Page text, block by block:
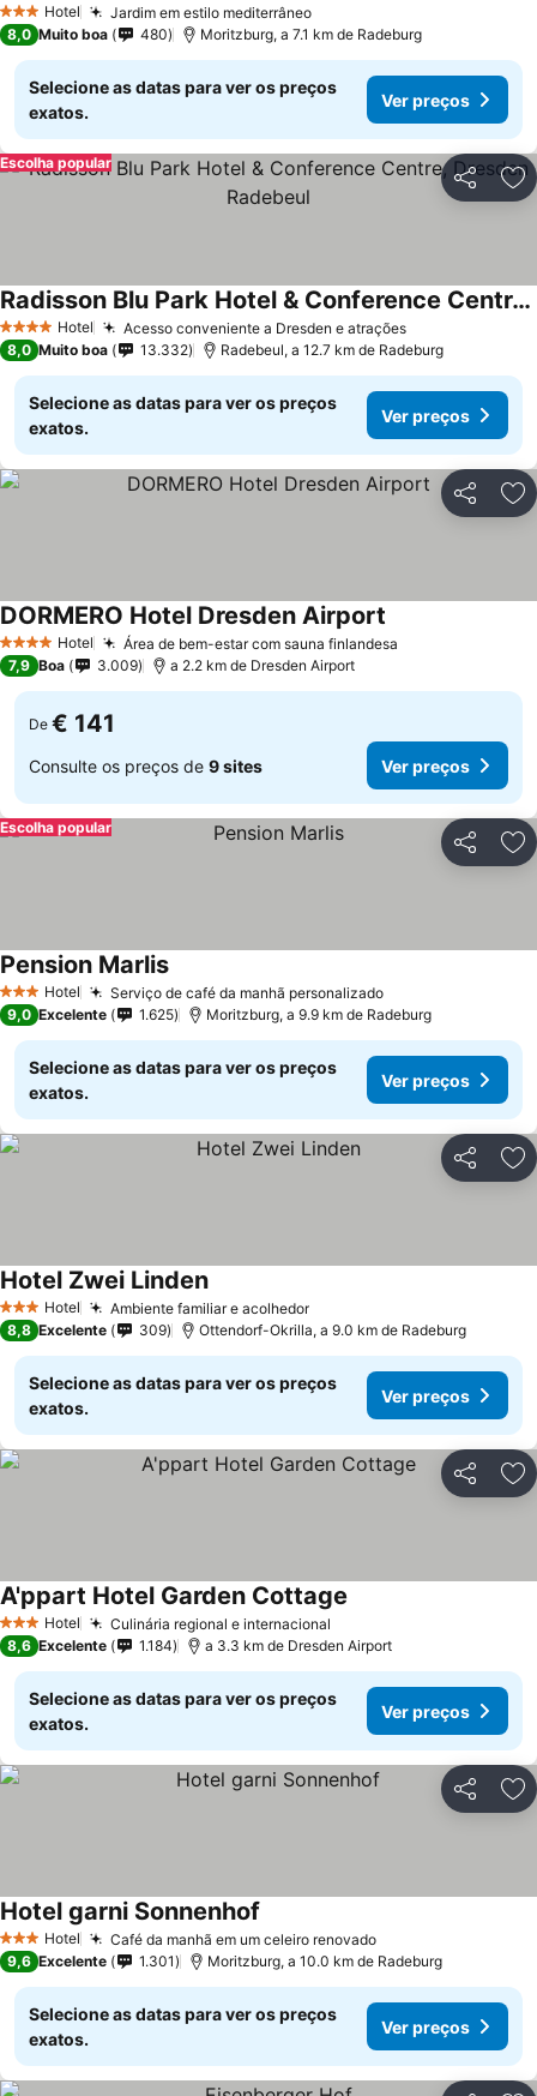
3 EstrelasHotel Jardim em estilo mediterrâneoVer preços
8,0 Muito boa 480 Moritzburg, a 7.1 km de Radeburg
Selecione as datas para ver os preços
exatos.
Ver preços
Partilhar
Escolha popular
4 EstrelasHotel Acesso conveniente a Dresden e atraçõesVer preços
Radisson Blu Park Hotel & Conference Centre, Dresden Radebeul
Ver preços
8,0 Muito boa 13.332 Radebeul, a 12.7 km de Radeburg
Selecione as datas para ver os preços
exatos.
Ver preços
Partilhar
4 EstrelasHotel Área de bem-estar com sauna finlandesa
DORMERO Hotel Dresden Airport
7,9 Boa 3.009 a 2.2 km de Dresden Airport
De € 141
Consulte os preços de 9 sites Ver preços
Partilhar
Escolha popular
3 EstrelasHotel Serviço de café da manhã personalizadoVer preços
Pension MarlisVer preços
9,0 Excelente 1.625 Moritzburg, a 9.9 km de Radeburg
Selecione as datas para ver os preços
exatos.
Ver preços
Partilhar
3 EstrelasHotel Ambiente familiar e acolhedorVer preços
Hotel Zwei LindenVer preços
8,8 Excelente 309 Ottendorf-Okrilla, a 9.0 km de Radeburg
Selecione as datas para ver os preços
exatos.
Ver preços
Partilhar
3 EstrelasHotel Culinária regional e internacional
A'ppart Hotel Garden Cottage
8,6 Excelente 1.184 a 3.3 km de Dresden Airport
Selecione as datas para ver os preços
exatos.
Ver preços
Partilhar
3 EstrelasHotel Café da manhã em um celeiro renovadoVer preços
Hotel garni Sonnenhof
9,6 Excelente 1.301 Moritzburg, a 10.0 km de Radeburg
Selecione as datas para ver os preços
exatos.
Ver preços